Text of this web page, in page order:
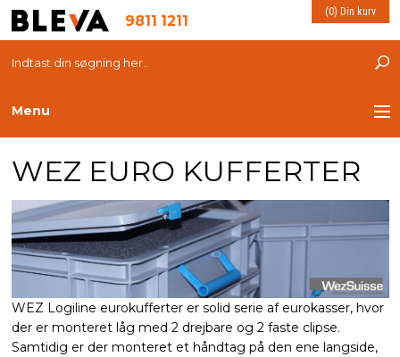
9811 1211 (0) Din kurv
Menu
TRANSPORT
PLASTKASSER
LØFTEUDSTYR
INDRETNING
ESD PRODUKTER
WEZ EURO KUFFERTER
WEZ Logiline eurokufferter er solid serie af eurokasser, hvor
der er monteret låg med 2 drejbare og 2 faste clipse.
Samtidig er der monteret et håndtag på den ene langside,